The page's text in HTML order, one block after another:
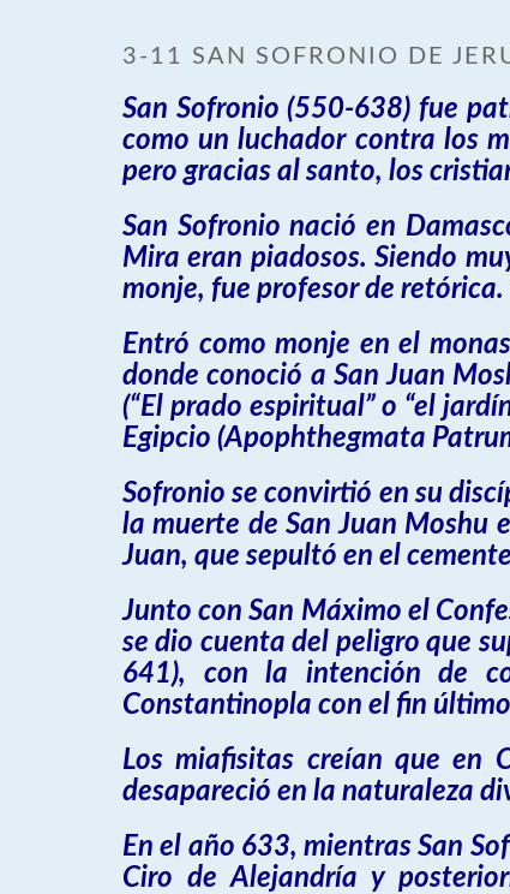
3-11 SAN SOFRONIO DE
San Sofronio (550-638) fue
como un luchador contra los
pero gracias al santo, los
San Sofronio nació en
Mira eran piadosos. Siendo
monje, fue profesor de retórica.
Entró como monje en el
donde conoció a San Juan
(“El prado espiritual” o “el
Egipcio (Apophthegmata
Sofronio se convirtió en su
la muerte de San Juan Moshu
Juan, que sepultó en el
Junto con San Máximo el
se dio cuenta del peligro que
641), con la intención de
Constantinopla con el fin
Los miafisitas creían que en
desapareció en la naturaleza
En el año 633, mientras San
Ciro de Alejandría y